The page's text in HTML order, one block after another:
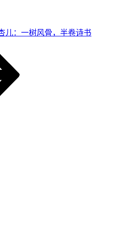
儿：一树风骨，半卷诗书